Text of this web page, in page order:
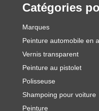
Catégories
Marques
Peinture automobile en
Vernis transparent
Peinture au pistolet
Polisseuse
Shampoing pour voiture
Peinture